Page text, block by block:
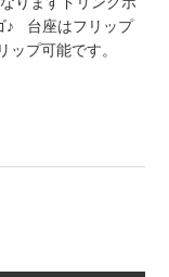
♪ 台座はフリップ
ップ可能です。